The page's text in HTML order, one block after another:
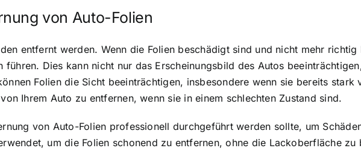
von Auto-Folien
entfernt werden. Wenn die Folien beschädigt sind und nicht mehr
Dies kann nicht nur das Erscheinungsbild des Autos
Folien die Sicht beeinträchtigen, insbesondere wenn sie bereits
Ihrem Auto zu entfernen, wenn sie in einem schlechten Zustand sind.
von Auto-Folien professionell durchgeführt werden sollte, um
um die Folien schonend zu entfernen, ohne die Lackoberfläche zu